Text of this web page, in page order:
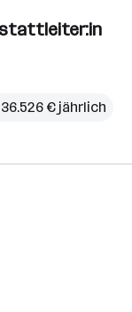
€ jährlich